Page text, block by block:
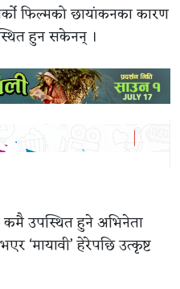
फिल्मको छायांकनका कारण
हुन सकेनन् ।
कमै उपस्थित हुने अभिनेता
‘मायावी’ हेरेपछि उत्कृष्ट